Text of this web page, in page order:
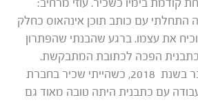
קודמת בימיו כשכיר. עוזי מרחיב:
עם כותב תוכן אינהאוס כחלק
את עצמו. ברגע שהבנתי שהפתרון
כתבנית הפכה לכתובת המתבקשת.
הכרתי את כתבנית כבר בשנת 2018, כשהייתי שכיר בחברת
עם כתבנית היתה טובה מאוד גם